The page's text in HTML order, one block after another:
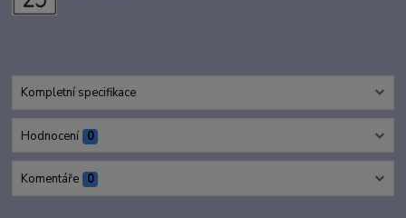
Kompletní specifikace
Hodnocení 0
Komentáře 0